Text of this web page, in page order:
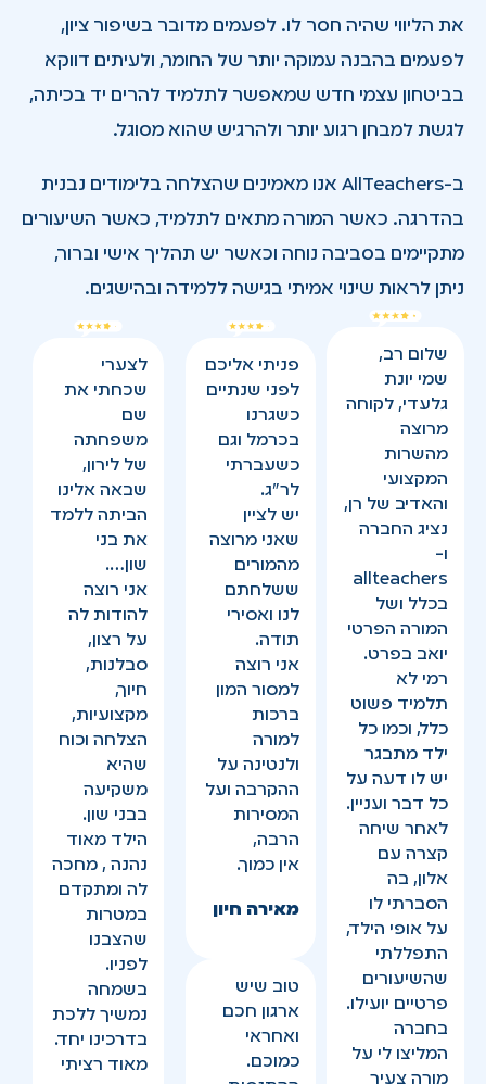
את הליווי שהיה חסר לו. לפעמים מדובר בשיפור ציון,
לפעמים בהבנה עמוקה יותר של החומר, ולעיתים דווקא
בביטחון עצמי חדש שמאפשר לתלמיד להרים יד בכיתה,
לגשת למבחן רגוע יותר ולהרגיש שהוא מסוגל.
ב-AllTeachers אנו מאמינים שהצלחה בלימודים נבנית
בהדרגה. כאשר המורה מתאים לתלמיד, כאשר השיעורים
מתקיימים בסביבה נוחה וכאשר יש תהליך אישי וברור,
ניתן לראות שינוי אמיתי בגישה ללמידה ובהישגים.
שלום רב,
שמי יונת
גלעדי, לקוחה
מרוצה
מהשרות
המקצועי
והאדיב של רן,
נציג החברה
ו-
allteachers
בכלל ושל
המורה הפרטי
יואב בפרט.
רמי לא
תלמיד פשוט
כלל, וכמו כל
ילד מתבגר
יש לו דעה על
כל דבר ועניין.
לאחר שיחה
קצרה עם
אלון, בה
הסברתי לו
על אופי הילד,
התפללתי
שהשיעורים
פרטיים יועילו.
בחברה
המליצו לי על
מורה צעיר
פניתי אליכם
לפני שנתיים
כשגרנו
בכרמל וגם
כשעברתי
לר”ג.
יש לציין
שאני מרוצה
מהמורים
ששלחתם
לנו ואסירי
תודה.
אני רוצה
למסור המון
ברכות
למורה
ולנטינה על
ההקרבה ועל
המסירות
הרבה,
אין כמוך.
מאירה חיון
טוב שיש
ארגון חכם
ואחראי
כמוכם.
לצערי
שכחתי את
שם
משפחתה
של לירון,
שבאה אלינו
הביתה ללמד
את בני
שון….
אני רוצה
להודות לה
על רצון,
סבלנות,
חיוך,
מקצועיות,
הצלחה וכוח
שהיא
משקיעה
בבני שון.
הילד מאוד
נהנה , מחכה
לה ומתקדם
במטרות
שהצבנו
לפניו.
בשמחה
נמשיך ללכת
בדרכינו יחד.
מאוד רציתי